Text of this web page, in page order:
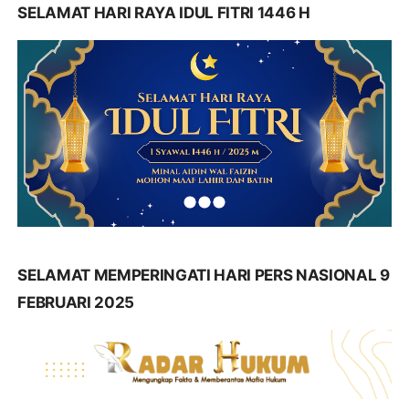
SELAMAT HARI RAYA IDUL FITRI 1446 H
SELAMAT MEMPERINGATI HARI PERS NASIONAL 9
FEBRUARI 2025